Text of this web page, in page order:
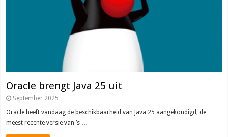
Oracle brengt Java 25 uit
September 2025
Oracle heeft vandaag de beschikbaarheid van Java 25 aangekondigd, de
meest recente versie van ’s …